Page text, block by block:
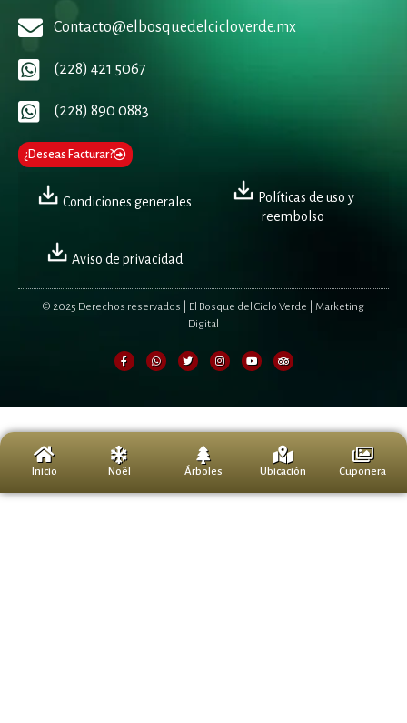
Contacto@elbosquedelcicloverde.mx
(228) 421 5067
(228) 890 0883
¿Deseas Facturar?
Condiciones generales
Políticas de uso y
reembolso
Aviso de privacidad
© 2025 Derechos reservados | El Bosque del Ciclo Verde | Marketing
Digital
Inicio Noël Árboles Ubicación Cuponera